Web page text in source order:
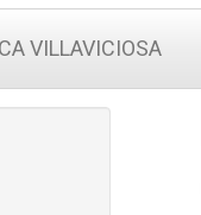
VILLAVICIOSA